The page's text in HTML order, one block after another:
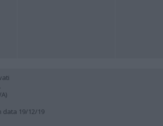
data 19/12/19